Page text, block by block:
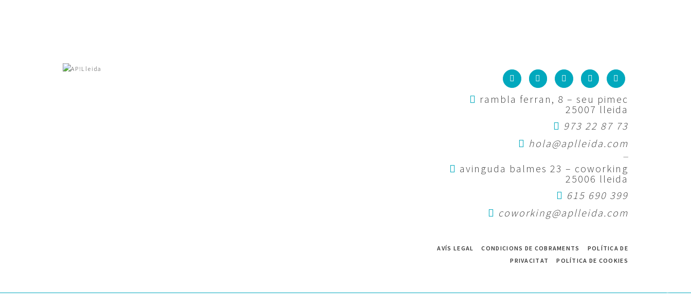
rambla ferran, 8 – seu pimec
25007 lleida
973 22 87 73
hola@aplleida.com
—
avinguda balmes 23 – coworking
25006 lleida
615 690 399
coworking@aplleida.com
AVÍS LEGAL CONDICIONS DE COBRAMENTS
POLÍTICA DE
PRIVACITAT
POLÍTICA DE COOKIES